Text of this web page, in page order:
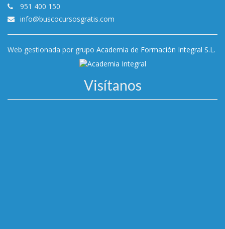
951 400 150
info@buscocursosgratis.com
Web gestionada por grupo Academia de Formación Integral S.L.
Visítanos